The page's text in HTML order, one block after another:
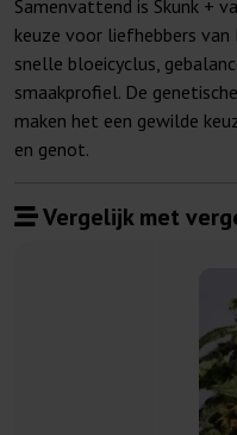
Samenvattend is Skunk +
keuze voor liefhebbers
snelle bloeicyclus,
smaakprofiel. De
maken het een gewilde
en genot.
Vergelijk met